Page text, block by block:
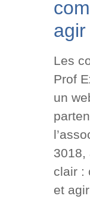
agir
Les
Prof
un
3018,
clair :
et